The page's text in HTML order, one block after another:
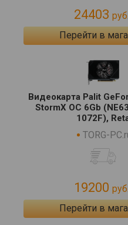
24403 руб.
Перейти в
Видеокарта Palit
StormX OC 6Gb
1072F),
TORG-
19200 руб.
Перейти в